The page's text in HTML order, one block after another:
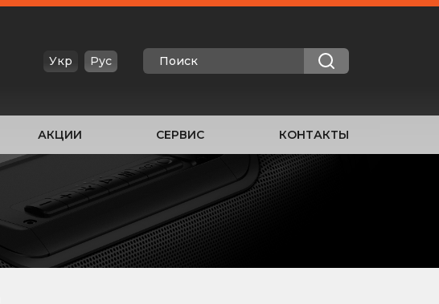
Укр Рус
АКЦИИ СЕРВИС КОНТАКТЫ